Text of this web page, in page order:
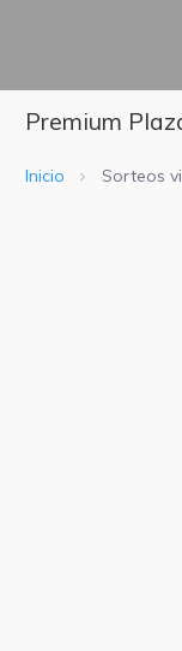
Premium
Inicio Sorteos